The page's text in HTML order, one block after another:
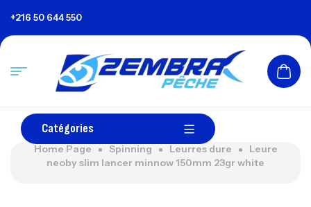
+216 50 644 550
Catégories
Home Page Spinning Leurres dure
Leure
neoby slim lancer minnow 150mm 23gr white